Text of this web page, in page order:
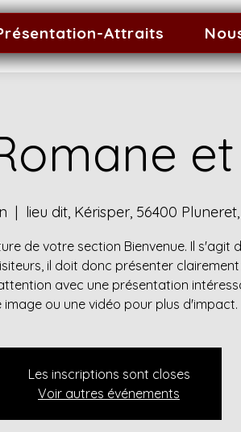
Attraits
  |
lieu dit, Kérisper, 56400
de votre section Bienvenue. Il s'agit
il doit donc présenter
avec une présentation
image ou une vidéo pour plus d'impact.
Les inscriptions sont closes
Voir autres événements